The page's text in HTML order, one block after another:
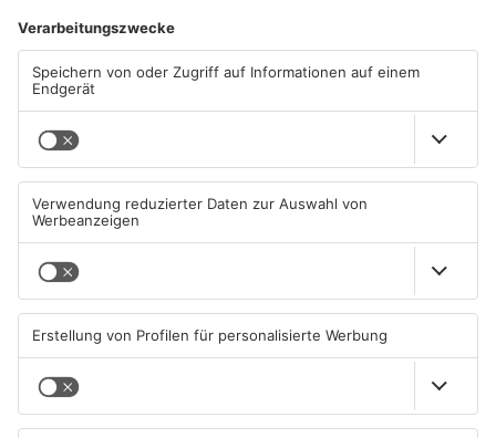
Mehr aus Sport
Fußball: Viktoria
Aschaffenburg verliert
05.08.2026, 04:30 UHR IN SPORT
Sportergebnisse: TV
Großwallstadt gewinnt den
03.08.2026, 07:38 UHR IN SPORT